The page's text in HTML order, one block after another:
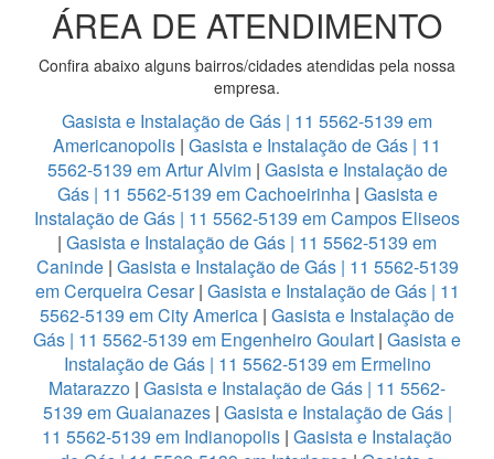
ÁREA DE ATENDIMENTO
Confira abaixo alguns bairros/cidades atendidas pela nossa
empresa.
Gasista e Instalação de Gás | 11 5562-5139 em
Americanopolis | Gasista e Instalação de Gás | 11
5562-5139 em Artur Alvim | Gasista e Instalação de
Gás | 11 5562-5139 em Cachoeirinha| Gasista e
Instalação de Gás | 11 5562-5139 em Campos Eliseos
| Gasista e Instalação de Gás | 11 5562-5139 em
Caninde| Gasista e Instalação de Gás | 11 5562-5139
em Cerqueira Cesar| Gasista e Instalação de Gás | 11
5562-5139 em City America | Gasista e Instalação de
Gás | 11 5562-5139 em Engenheiro Goulart | Gasista e
Instalação de Gás | 11 5562-5139 em Ermelino
Matarazzo | Gasista e Instalação de Gás | 11 5562-
5139 em Guaianazes| Gasista e Instalação de Gás |
11 5562-5139 em Indianopolis | Gasista e Instalação